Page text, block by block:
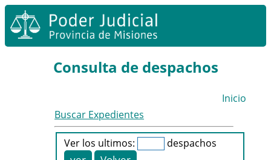
Consulta de despachos
Inicio
Buscar Expedientes
Ver los ultimos: despachos